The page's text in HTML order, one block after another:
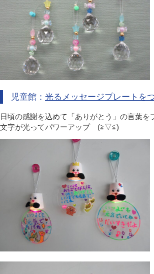
児童館： 光るメッセージプレートを
日頃の感謝を込めて「ありがとう」の言葉を
文字が光ってパワーアップ (≧▽≦)